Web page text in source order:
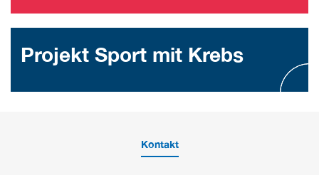
Projekt Sport mit Krebs
Kontakt